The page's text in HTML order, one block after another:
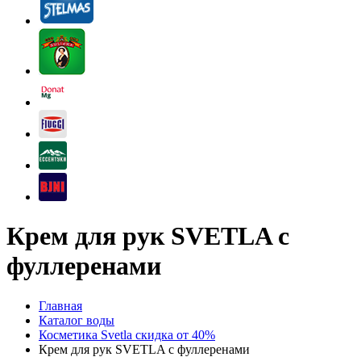
Крем для рук SVETLA с
фуллеренами
Главная
Каталог воды
Косметика Svetla скидка от 40%
Крем для рук SVETLA с фуллеренами